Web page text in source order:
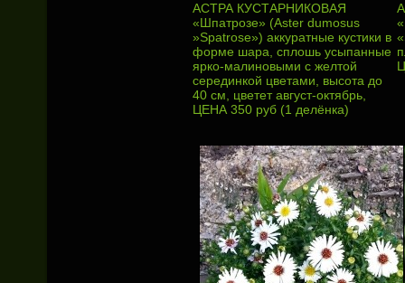
АСТРА КУСТАРНИКОВАЯ
«Шпатрозе» (Aster dumosus
»Spatrose») аккуратные кустики в
форме шара, сплошь усыпанные
ярко-малиновыми с желтой
серединкой цветами, высота до
40 см, цветет август-октябрь,
ЦЕНА 350 руб (1 делёнка)